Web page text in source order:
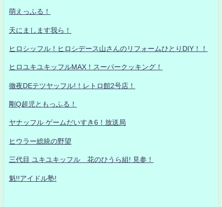
萌えっふる！
天にまします我ら！
ヒロシッフル！ヒロシデース山さんのリフォームひとりDIY！！
ヒロユキユキッフルMAX！スーパークッキング！
徹夜DEテツヤッフル!！レトロ館2号店！
剛Q超児ともっふる！
ヤナッフル ゲームだいすき6！放送局
ヒウラー総統の野望
三代目 ユキユキッフル 花のひうら組! 見参！
魁!!アイドル塾!